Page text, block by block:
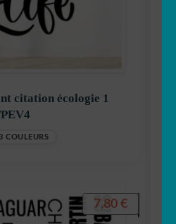
citation écologie 1
COULEURS
7,80 €